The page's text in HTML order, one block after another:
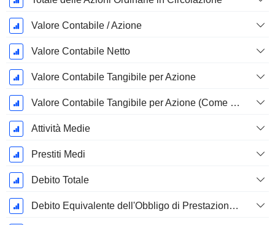
Valore Contabile / Azione
Valore Contabile Netto
Valore Contabile Tangibile per Azione
Valore Contabile Tangibile per Azione (Come Riportato)
Attività Medie
Prestiti Medi
Debito Totale
Debito Equivalente dell'Obbligo di Prestazione Progettata Non Finanziata